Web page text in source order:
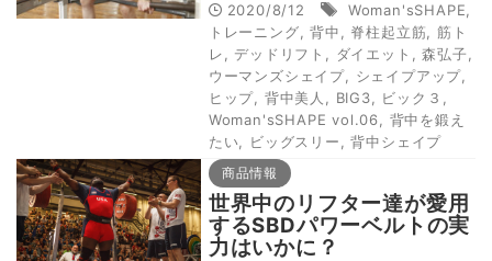
2020/8/12 Woman'sSHAPE
トレーニング ,背中 脊柱起立筋
筋ト
レ
デッドリフト ダイエット ,森弘子
ウーマンズシェイプ, シェイプアップ
ヒップ
背中美人 BIG3 ビック３
Woman'sSHAPE vol.06
背中を鍛え
たい
ビッグスリー ,背中シェイプ
商品情報
世界中のリフター達が愛用
するSBDパワーベルトの実
力はいかに？